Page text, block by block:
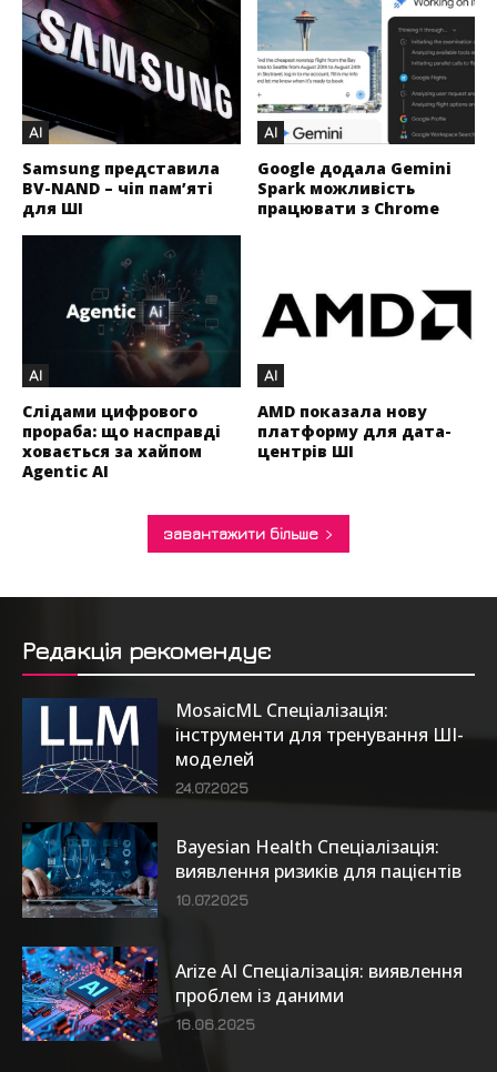
AI
Samsung представила
BV-NAND – чіп пам’яті
для ШІ
AI
Google додала Gemini
Spark можливість
працювати з Chrome
AI
Слідами цифрового
прораба: що насправді
ховається за хайпом
Agentic AI
AI
AMD показала нову
платформу для дата-
центрів ШІ
завантажити більше
Редакція рекомендує
MosaicML Спеціалізація:
інструменти для тренування ШІ-
моделей
24.07.2025
Bayesian Health Спеціалізація:
виявлення ризиків для пацієнтів
10.07.2025
Arize AI Спеціалізація: виявлення
проблем із даними
16.06.2025